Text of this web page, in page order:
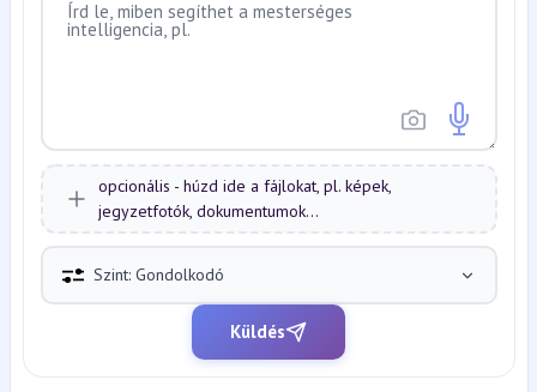
opcionális - húzd ide a fájlokat, pl. képek,
jegyzetfotók, dokumentumok...
Szint: Gondolkodó
Küldés